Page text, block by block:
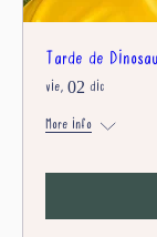
Tarde de
vie, 02 dic
More info